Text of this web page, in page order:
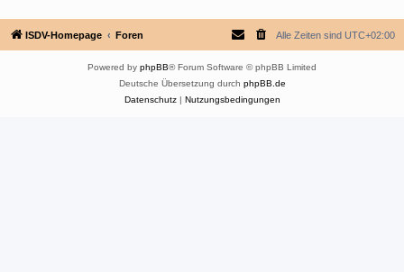
ISDV-Homepage Foren Alle Zeiten sind UTC+02:00
Powered by phpBB® Forum Software © phpBB Limited
Deutsche Übersetzung durch phpBB.de
Datenschutz| Nutzungsbedingungen